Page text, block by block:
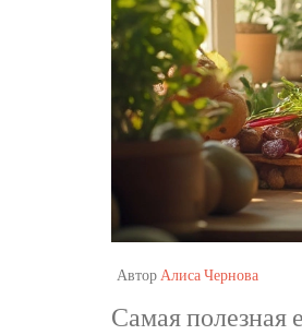
Автор Алиса Чернова
Самая полезная